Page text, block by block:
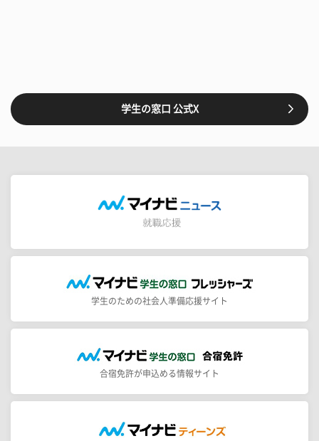
学生の窓口 公式X
学生のための社会人準備応援サイト
合宿免許が申込める情報サイト